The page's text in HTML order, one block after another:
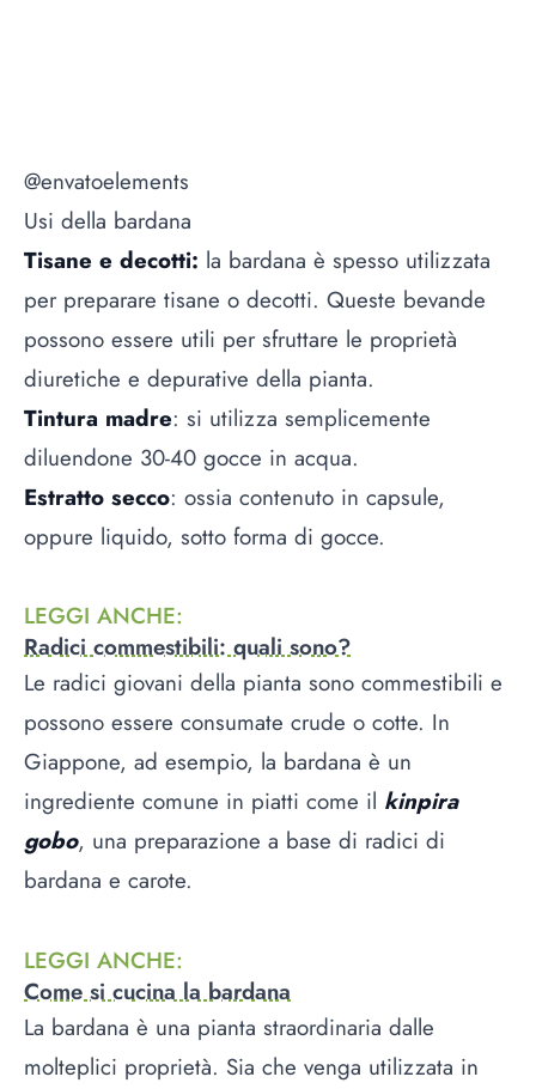
@envatoelements
Usi della bardana
Tisane e decotti: la bardana è spesso utilizzata
per preparare tisane o decotti. Queste bevande
possono essere utili per sfruttare le proprietà
diuretiche e depurative della pianta.
Tintura madre: si utilizza semplicemente
diluendone 30-40 gocce in acqua.
Estratto secco: ossia contenuto in capsule,
oppure liquido, sotto forma di gocce.
LEGGI ANCHE:
Radici commestibili: quali sono?
Le radici giovani della pianta sono commestibili e
possono essere consumate crude o cotte. In
Giappone, ad esempio, la bardana è un
ingrediente comune in piatti come il kinpira
gobo, una preparazione a base di radici di
bardana e carote.
LEGGI ANCHE:
Come si cucina la bardana
La bardana è una pianta straordinaria dalle
molteplici proprietà. Sia che venga utilizzata in